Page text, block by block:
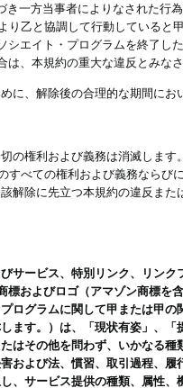
一方当事者によりなされた行
乙と協調して行動していると
エイト・プログラムを終了し
、本規約の重大な違反とみなさ
、解除後の合理的な期間に
権利および義務は消滅します
べての権利および義務ならび
除に先立つ本規約の違反ま
サービス、特別リンク、リ
およびロゴ（アマゾン商標を
ログラムに関して甲または甲
す。）は、「現状有姿」、
その他を問わず、いかなる
よび法、慣習、取引過程、履
サービス提供の種類、属性、